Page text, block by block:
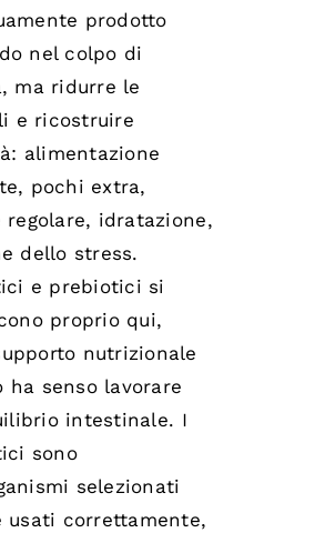
prodotto
nel colpo di
ma ridurre le
e ricostruire
alimentazione
pochi extra,
regolare, idratazione,
dello stress.
e prebiotici si
proprio qui,
nutrizionale
ha senso lavorare
intestinale. I
sono
selezionati
usati correttamente,